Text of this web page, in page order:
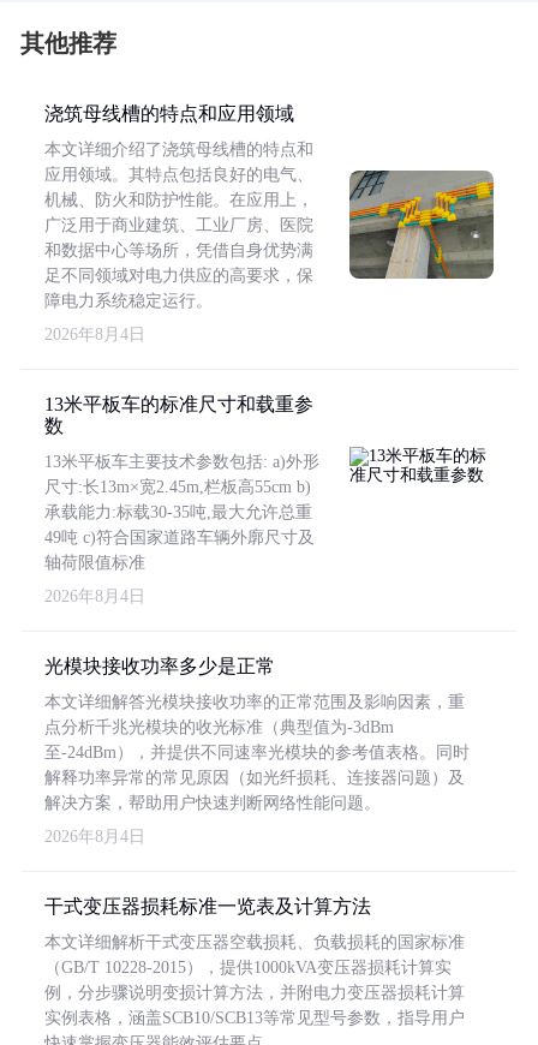
其他推荐
浇筑母线槽的特点和应用领域
本文详细介绍了浇筑母线槽的特点和
应用领域。其特点包括良好的电气、
机械、防火和防护性能。在应用上，
广泛用于商业建筑、工业厂房、医院
和数据中心等场所，凭借自身优势满
足不同领域对电力供应的高要求，保
障电力系统稳定运行。
2026年8月4日
13米平板车的标准尺寸和载重参
数
13米平板车主要技术参数包括: a)外形
尺寸:长13m×宽2.45m,栏板高55cm b)
承载能力:标载30-35吨,最大允许总重
49吨 c)符合国家道路车辆外廓尺寸及
轴荷限值标准
2026年8月4日
光模块接收功率多少是正常
本文详细解答光模块接收功率的正常范围及影响因素，重
点分析千兆光模块的收光标准（典型值为-3dBm
至-24dBm），并提供不同速率光模块的参考值表格。同时
解释功率异常的常见原因（如光纤损耗、连接器问题）及
解决方案，帮助用户快速判断网络性能问题。
2026年8月4日
干式变压器损耗标准一览表及计算方法
本文详细解析干式变压器空载损耗、负载损耗的国家标准
（GB/T 10228-2015），提供1000kVA变压器损耗计算实
例，分步骤说明变损计算方法，并附电力变压器损耗计算
实例表格，涵盖SCB10/SCB13等常见型号参数，指导用户